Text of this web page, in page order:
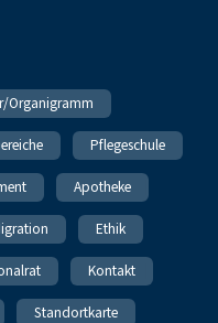
Organigramm
Pflegeschule
Apotheke
Ethik
Kontakt
Standortkarte